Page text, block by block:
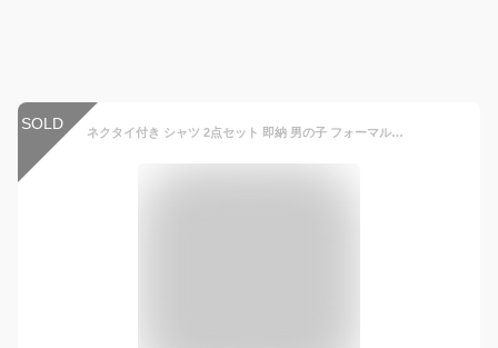
SOLD ネクタイ付き シャツ 2点セット 即納 男の子 フォーマルシャツ 子供シャツ 白シャツ 男の子 長袖 フォーマル 子供服 フォーマル シャツ ワイシャツ 子供 発表会 入学式 男の子服 キッズ こども 七五三 入学式 誕生日 入園式 無地 定番 Yシャツ ホワイト ブラック